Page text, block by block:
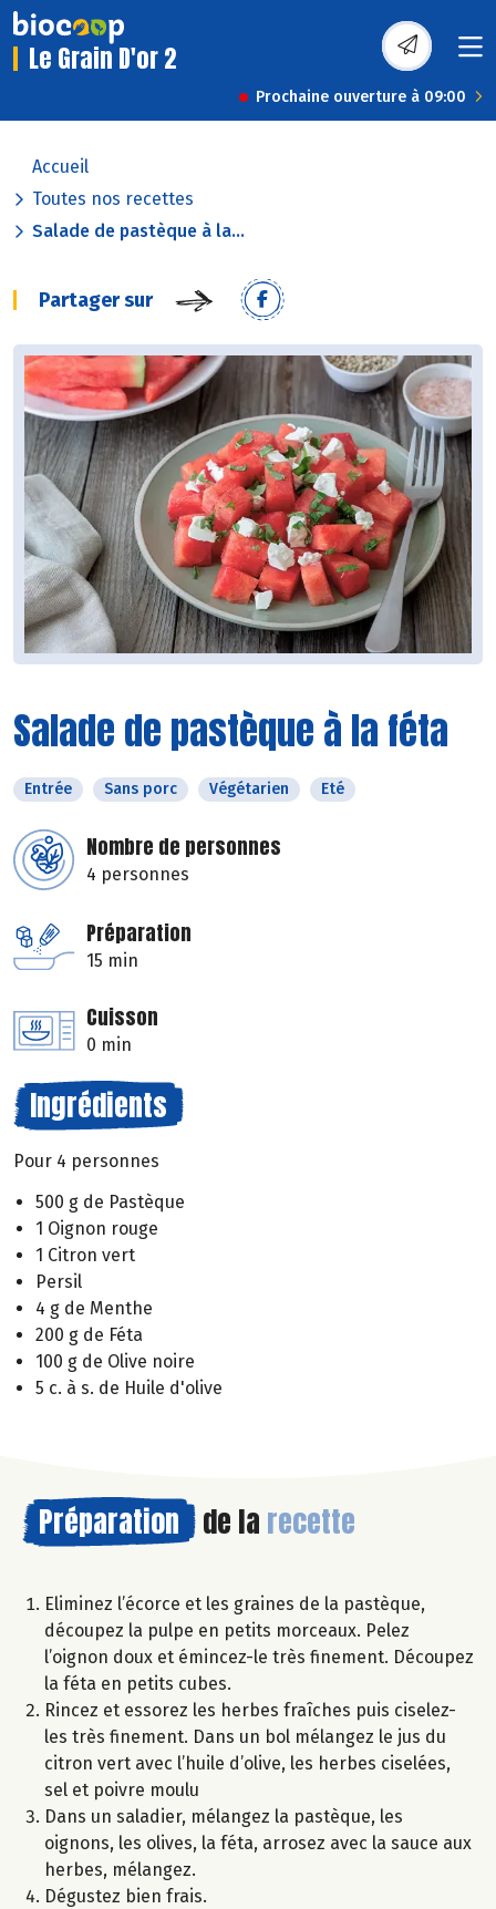
Le Grain D'or 2
Prochaine ouverture à 09:00
Accueil
Toutes nos recettes
Salade de pastèque à la...
Partager sur
Salade de pastèque à la féta
Entrée Sans porc Végétarien Eté
Nombre de personnes
4 personnes
Préparation
15 min
Cuisson
0 min
Ingrédients
Pour 4 personnes
500 g de Pastèque
1 Oignon rouge
1 Citron vert
Persil
4 g de Menthe
200 g de Féta
100 g de Olive noire
5 c. à s. de Huile d'olive
Préparation de la recette
Eliminez l’écorce et les graines de la pastèque,
découpez la pulpe en petits morceaux. Pelez
l’oignon doux et émincez-le très finement. Découpez
la féta en petits cubes.
Rincez et essorez les herbes fraîches puis ciselez-
les très finement. Dans un bol mélangez le jus du
citron vert avec l’huile d’olive, les herbes ciselées,
sel et poivre moulu
Dans un saladier, mélangez la pastèque, les
oignons, les olives, la féta, arrosez avec la sauce aux
herbes, mélangez.
Dégustez bien frais.